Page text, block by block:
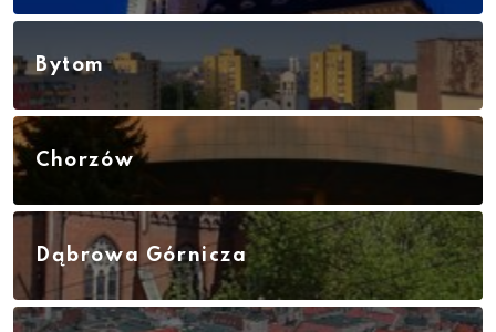
Bytom
Chorzów
Dąbrowa Górnicza